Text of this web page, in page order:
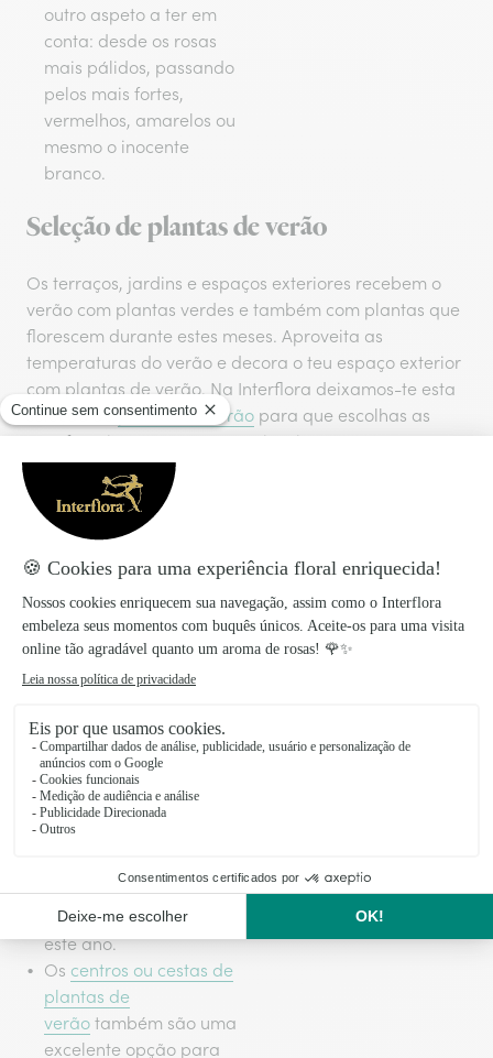
outro aspeto a ter em
conta: desde os rosas
mais pálidos, passando
pelos mais fortes,
vermelhos, amarelos ou
mesmo o inocente
branco.
Seleção de plantas de verão
Os terraços, jardins e espaços exteriores recebem o
verão com plantas verdes e também com plantas que
florescem durante estes meses. Aproveita as
temperaturas do verão e decora o teu espaço exterior
com plantas de verão. Na Interflora deixamos-te esta
seleção deplantas de verão para que escolhas as
tuas favoritas ou para que te inspirem para o teu
próximo presente:
Orquídeas: enchem de
harmonia e delicadeza
a tua casa no verão.
Apenas deves certificar-
te de que o espaço onde
as vais colocar não
supera os 30 graus. O
ventilado e ser o mais
fresco possível. A tua
orquídea estará perfeita
num lugar iluminado,
mas sem luz direta.
por exemplo, ficará
maravilhosa na tua sala
este ano.
resistentes. Escolhe
gerânios de tantas cores
quantas gostares. Dá
um toque colorido ao
maior calor
Os centros ou cestas de
plantas de
verão também são uma
excelente opção para